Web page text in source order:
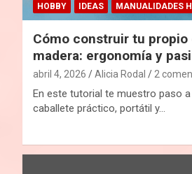
HOBBY IDEAS MANUALIDADES
Cómo construir tu propio
madera: ergonomía y
abril 4, 2026 Alicia Rodal 2
En este tutorial te muestro paso
caballete práctico, portátil y…